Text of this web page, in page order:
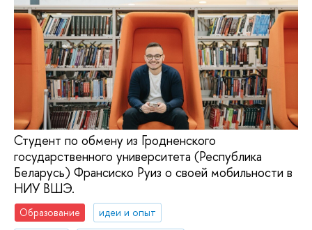
Студент по обмену из Гродненского
государственного университета (Республика
Беларусь) Франсиско Руиз о своей мобильности в
НИУ ВШЭ.
Образование
идеи и опыт